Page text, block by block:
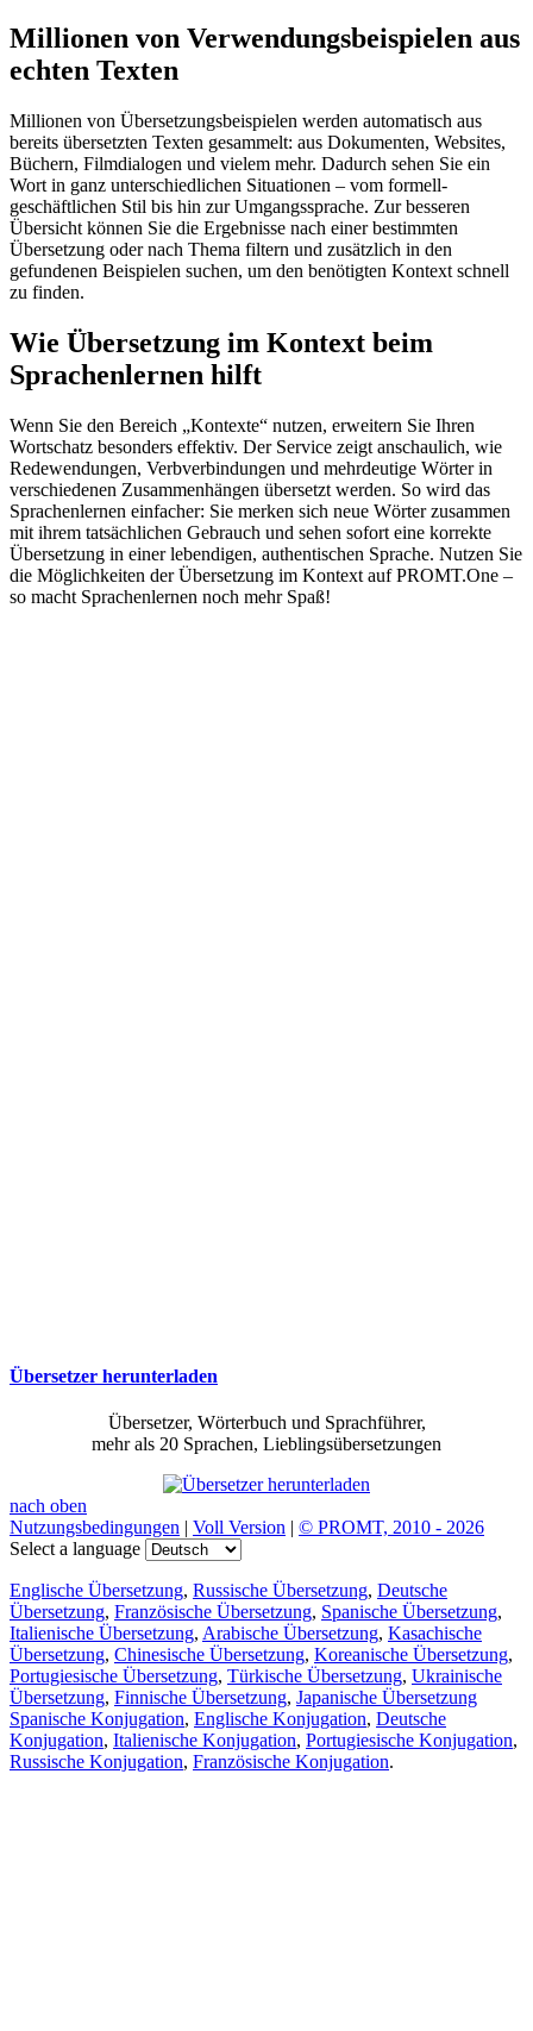
Millionen von Verwendungsbeispielen aus
echten Texten
Millionen von Übersetzungsbeispielen werden automatisch aus
bereits übersetzten Texten gesammelt: aus Dokumenten, Websites,
Büchern, Filmdialogen und vielem mehr. Dadurch sehen Sie ein
Wort in ganz unterschiedlichen Situationen – vom formell-
geschäftlichen Stil bis hin zur Umgangssprache. Zur besseren
Übersicht können Sie die Ergebnisse nach einer bestimmten
Übersetzung oder nach Thema filtern und zusätzlich in den
gefundenen Beispielen suchen, um den benötigten Kontext schnell
zu finden.
Wie Übersetzung im Kontext beim
Sprachenlernen hilft
Wenn Sie den Bereich „Kontexte“ nutzen, erweitern Sie Ihren
Wortschatz besonders effektiv. Der Service zeigt anschaulich, wie
Redewendungen, Verbverbindungen und mehrdeutige Wörter in
verschiedenen Zusammenhängen übersetzt werden. So wird das
Sprachenlernen einfacher: Sie merken sich neue Wörter zusammen
mit ihrem tatsächlichen Gebrauch und sehen sofort eine korrekte
Übersetzung in einer lebendigen, authentischen Sprache. Nutzen Sie
die Möglichkeiten der Übersetzung im Kontext auf PROMT.One –
so macht Sprachenlernen noch mehr Spaß!
Übersetzer herunterladen
Übersetzer, Wörterbuch und Sprachführer,
mehr als 20 Sprachen, Lieblingsübersetzungen
nach oben
Nutzungsbedingungen | Voll Version | © PROMT, 2010 - 2026
Select a language
Englische Übersetzung, Russische Übersetzung, Deutsche
Übersetzung, Französische Übersetzung, Spanische Übersetzung,
Italienische Übersetzung, Arabische Übersetzung, Kasachische
Übersetzung, Chinesische Übersetzung, Koreanische Übersetzung,
Portugiesische Übersetzung, Türkische Übersetzung, Ukrainische
Übersetzung, Finnische Übersetzung, Japanische Übersetzung
Spanische Konjugation, Englische Konjugation, Deutsche
Konjugation, Italienische Konjugation, Portugiesische Konjugation,
Russische Konjugation, Französische Konjugation.